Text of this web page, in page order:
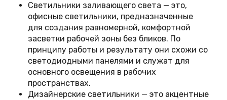
Светильники заливающего света — это,
офисные светильники, предназначенные
для создания равномерной, комфортной
засветки рабочей зоны без бликов. По
принципу работы и результату они схожи со
светодиодными панелями и служат для
основного освещения в рабочих
пространствах.
Дизайнерские светильники — это акцентные